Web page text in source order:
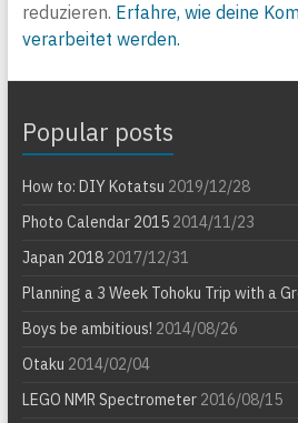
reduzieren. Erfahre, wie deine
verarbeitet werden.
Popular posts
How to: DIY Kotatsu 2019/12/28
Photo Calendar 20152014/11/23
Japan 20182017/12/31
Planning a 3 Week Tohoku Trip with a
Boys be ambitious! 2014/08/26
Otaku 2014/02/04
LEGO NMR Spectrometer2016/08/15